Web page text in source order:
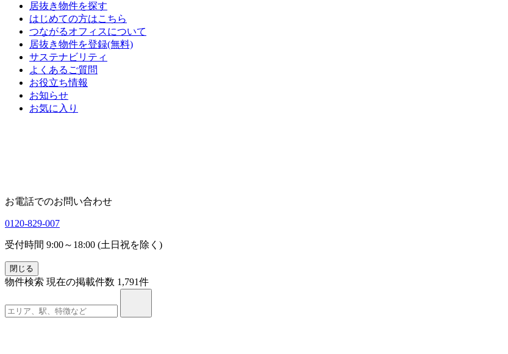
居抜き物件を探す
はじめての方はこちら
つながるオフィスについて
居抜き物件を登録(無料)
サステナビリティ
よくあるご質問
お役立ち情報
お知らせ
お気に入り
お電話でのお問い合わせ
0120-829-007
受付時間 9:00～18:00 (土日祝を除く)
閉じる
物件検索 現在の掲載件数 1,791件